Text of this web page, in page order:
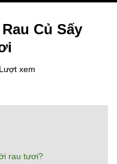
Củ Sấy
xem
rau tươi?